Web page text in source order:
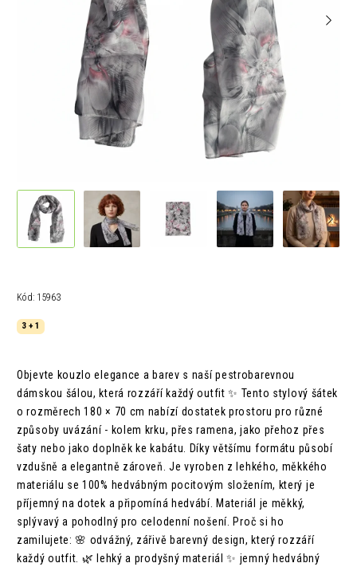
Kód: 15963
3 + 1
Objevte kouzlo elegance a barev s naší pestrobarevnou
dámskou šálou, která rozzáří každý outfit ✨ Tento stylový šátek
o rozměrech 180 × 70 cm nabízí dostatek prostoru pro různé
způsoby uvázání - kolem krku, přes ramena, jako přehoz přes
šaty nebo jako doplněk ke kabátu. Díky většímu formátu působí
vzdušně a elegantně zároveň. Je vyroben z lehkého, měkkého
materiálu se 100% hedvábným pocitovým složením, který je
příjemný na dotek a připomíná hedvábí. Materiál je měkký,
splývavý a pohodlný pro celodenní nošení. Proč si ho
zamilujete: 🌸 odvážný, zářivě barevný design, který rozzáří
každý outfit. 🌿 lehký a prodyšný materiál ✨ jemný hedvábný